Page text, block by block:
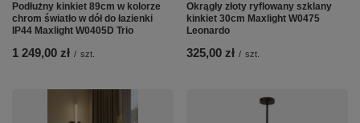
Podłużny kinkiet 89cm w kolorze
chrom światło w dół do łazienki
IP44 Maxlight W0405D Trio
1 249,00 zł / szt.
Okrągły złoty ryflowany szklany
kinkiet 30cm Maxlight W0475
Leonardo
325,00 zł / szt.